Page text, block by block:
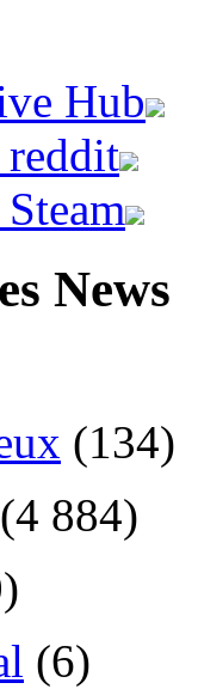
Hub
News
(134)
(4 884)
(6)